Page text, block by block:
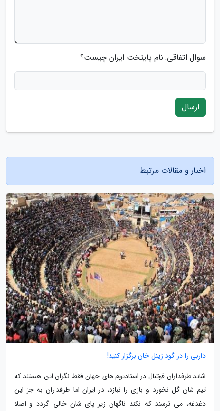
سوال اتفاقی: نام پایتخت ایران چیست؟
ارسال
اخبار و مقالات مرتبط
داربی را در گود زینل خان برگزار کنید!
شاید طرفداران فوتبال در استادیوم های جهان فقط نگران این هستند که
تیم شان گل نخورد و بازی را نبازد، در ایران اما طرفداران به جز این
دغدغه، می ترسند که نکند ناگهان زیر پای شان خالی گردد و اصلا